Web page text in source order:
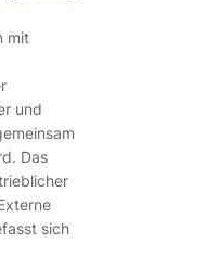
mit
und
Das
sich